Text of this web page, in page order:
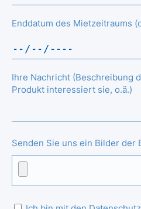
Enddatum des Mietzeitraums
Ihre Nachricht (Beschreibung
Produkt interessiert sie, o.ä.)
Senden Sie uns ein Bilder der